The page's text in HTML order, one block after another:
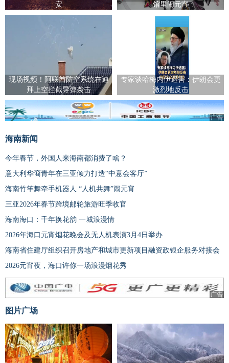
安
馆里闹元宵
现场视频！阿联酋防空系统在迪
拜上空拦截导弹袭击
专家谈哈梅内伊遇害：伊朗会更
激烈地反击
广告
海南新闻
今年春节，外国人来海南都消费了啥？
意大利华裔青年在三亚倾力打造“中意会客厅”
海南竹竿舞牵手机器人 “人机共舞”闹元宵
三亚2026年春节跨境邮轮旅游旺季收官
海南海口：千年换花韵 一城浪漫情
2026年海口元宵烟花晚会及无人机表演3月4日举办
海南省住建厅组织召开房地产和城市更新项目融资政银企服务对接会
2026元宵夜，海口许你一场浪漫烟花秀
广告
图片广场